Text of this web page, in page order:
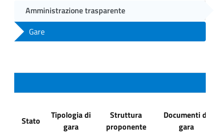
Amministrazione trasparente
Gare
Stato
Tipologia di
gara
Struttura
proponente
Documenti di
gara